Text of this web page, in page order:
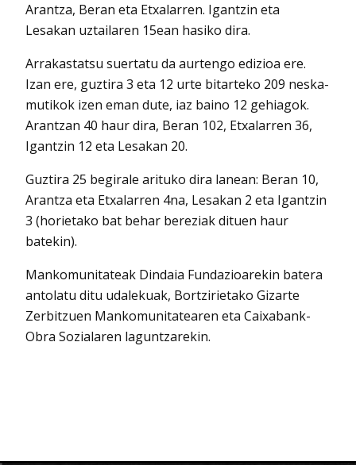
Arantza, Beran eta Etxalarren. Igantzin eta
Lesakan uztailaren 15ean hasiko dira.
Arrakastatsu suertatu da aurtengo edizioa ere.
Izan ere, guztira 3 eta 12 urte bitarteko 209 neska-
mutikok izen eman dute, iaz baino 12 gehiagok.
Arantzan 40 haur dira, Beran 102, Etxalarren 36,
Igantzin 12 eta Lesakan 20.
Guztira 25 begirale arituko dira lanean: Beran 10,
Arantza eta Etxalarren 4na, Lesakan 2 eta Igantzin
3 (horietako bat behar bereziak dituen haur
batekin).
Mankomunitateak Dindaia Fundazioarekin batera
antolatu ditu udalekuak, Bortzirietako Gizarte
Zerbitzuen Mankomunitatearen eta Caixabank-
Obra Sozialaren laguntzarekin.